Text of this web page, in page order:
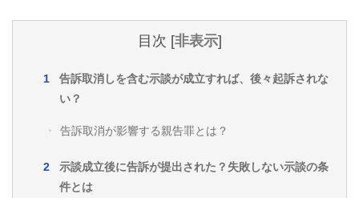
目次 [非表示]
告訴取消しを含む示談が成立すれば、後々起訴されな
い？
告訴取消が影響する親告罪とは？
示談成立後に告訴が提出された？失敗しない示談の条
件とは